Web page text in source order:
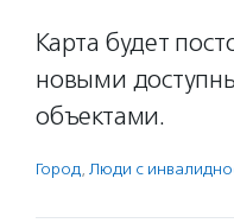
Карта будет
новыми
объектами.
Город, Люди с